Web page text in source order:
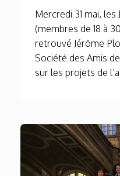
Mercredi 31 mai, les
(membres de 18 à
retrouvé Jérôme
Société des Amis
sur les projets de